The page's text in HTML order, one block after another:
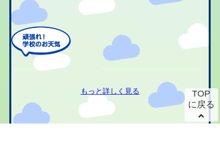
もっと詳しく見る
TOP
に戻る